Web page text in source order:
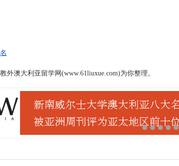
外澳大利亚留学网(www.61liuxue.com)为你整理。